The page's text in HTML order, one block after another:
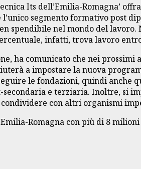
Its dell’Emilia-Romagna’
segmento formativo post
spendibile nel mondo del
infatti, trova lavoro
ha comunicato che nei
a impostare la nuova
le fondazioni, quindi anche
e terziaria. Inoltre, si
con altri organismi
Romagna con più di 8